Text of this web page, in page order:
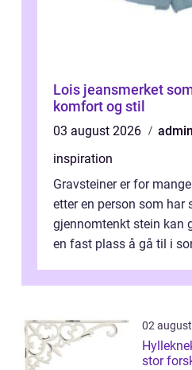
Lois jeansmerket som kombinerer
komfort og stil
03 august 2026
admin
inspiration
Gravsteiner er for
etter en person som har
gjennomtenkt stein kan
en fast plass å gå til i
02
Hylleknekt små detaljer
stor